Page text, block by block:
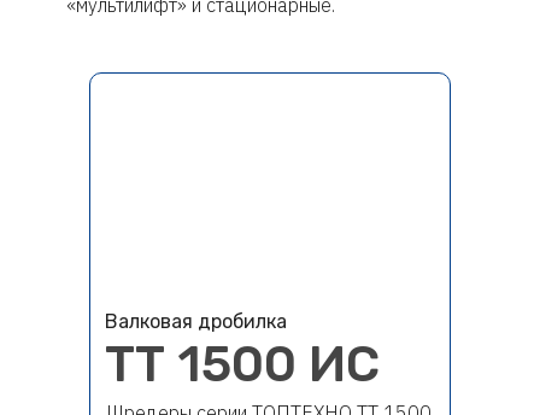
«мультилифт» и стационарные.
ТТ 1500 ИС
Валковая дробилка